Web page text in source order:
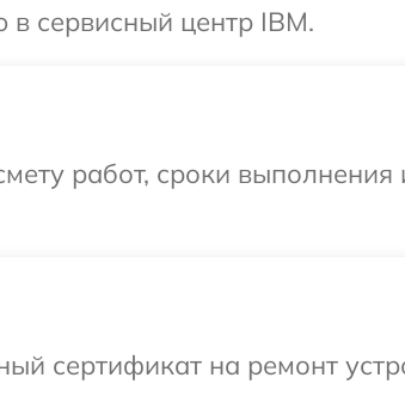
в сервисный центр IBM.
работ, сроки выполнения
сертификат на ремонт